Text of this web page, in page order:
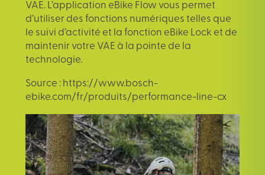
VAE. L’application eBike Flow vous permet
d’utiliser des fonctions numériques telles que
le suivi d’activité et la fonction eBike Lock et de
maintenir votre VAE à la pointe de la
technologie.
Source : https://www.bosch-
ebike.com/fr/produits/performance-line-cx